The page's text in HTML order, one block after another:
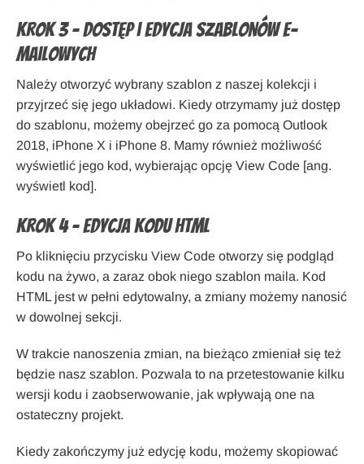
Krok 3 – Dostęp i edycja szablonów e-
mailowych
Należy otworzyć wybrany szablon z naszej kolekcji i
przyjrzeć się jego układowi. Kiedy otrzymamy już dostęp
do szablonu, możemy obejrzeć go za pomocą Outlook
2018, iPhone X i iPhone 8. Mamy również możliwość
wyświetlić jego kod, wybierając opcję View Code [ang.
wyświetl kod].
Krok 4 – Edycja kodu HTML
Po kliknięciu przycisku View Code otworzy się podgląd
kodu na żywo, a zaraz obok niego szablon maila. Kod
HTML jest w pełni edytowalny, a zmiany możemy nanosić
w dowolnej sekcji.
W trakcie nanoszenia zmian, na bieżąco zmieniał się też
będzie nasz szablon. Pozwala to na przetestowanie kilku
wersji kodu i zaobserwowanie, jak wpływają one na
ostateczny projekt.
Kiedy zakończymy już edycję kodu, możemy skopiować